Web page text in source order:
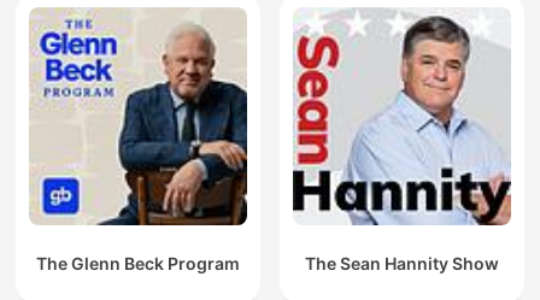
The Glenn Beck Program The Sean Hannity Show